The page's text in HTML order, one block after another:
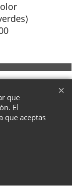
que
El
que aceptas